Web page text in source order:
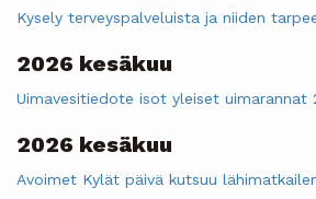
Kysely terveyspalveluista ja niiden
2026 kesäkuu
Uimavesitiedote isot yleiset uimarannat
2026 kesäkuu
Avoimet Kylät päivä kutsuu